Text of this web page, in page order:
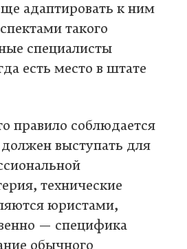
адаптировать к ним
такого
специалисты
есть место в штате
правило соблюдается
выступать для
технические
юристами,
— специфика
обычного